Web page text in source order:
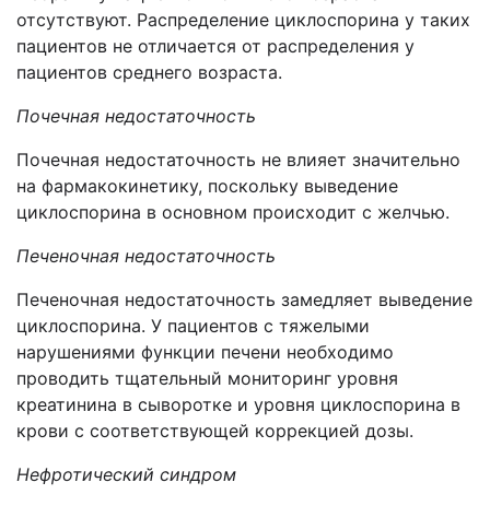
отсутствуют. Распределение циклоспорина у таких
пациентов не отличается от распределения у
пациентов среднего возраста.
Почечная недостаточность
Почечная недостаточность не влияет значительно
на фармакокинетику, поскольку выведение
циклоспорина в основном происходит с желчью.
Печеночная недостаточность
Печеночная недостаточность замедляет выведение
циклоспорина. У пациентов с тяжелыми
нарушениями функции печени необходимо
проводить тщательный мониторинг уровня
креатинина в сыворотке и уровня циклоспорина в
крови с соответствующей коррекцией дозы.
Нефротический синдром